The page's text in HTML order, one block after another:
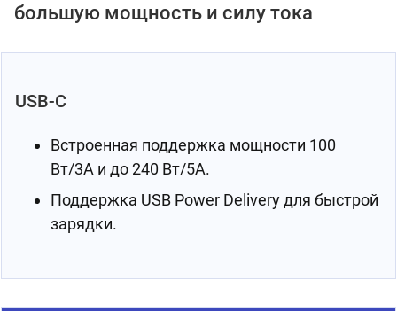
большую мощность и силу тока
USB-C
Встроенная поддержка мощности 100
Вт/3A и до 240 Вт/5A.
Поддержка USB Power Delivery для быстрой
зарядки.